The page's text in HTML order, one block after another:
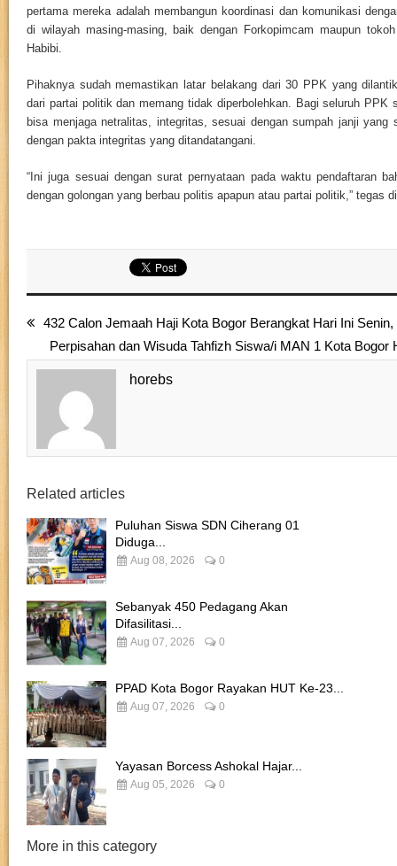
pertama mereka adalah membangun koordinasi dan komunikasi
di wilayah masing-masing, baik dengan Forkopimcam maupun
Habibi.
Pihaknya sudah memastikan latar belakang dari 30 PPK yang
dari partai politik dan memang tidak diperbolehkan. Bagi seluruh PPK
bisa menjaga netralitas, integritas, sesuai dengan sumpah janji yang
dengan pakta integritas yang ditandatangani.
“Ini juga sesuai dengan surat pernyataan pada waktu pendaftaran
dengan golongan yang berbau politis apapun atau partai politik,” tegas
432 Calon Jemaah Haji Kota Bogor Berangkat Hari Ini
Perpisahan dan Wisuda Tahfizh Siswa/i MAN 1 Kota Bogor
horebs
Related articles
Puluhan Siswa SDN Ciherang 01
Diduga...
Aug 08, 2026 0
Sebanyak 450 Pedagang Akan
Difasilitasi...
Aug 07, 2026 0
PPAD Kota Bogor Rayakan HUT Ke-23...
Aug 07, 2026 0
Yayasan Borcess Ashokal Hajar...
Aug 05, 2026 0
More in this category